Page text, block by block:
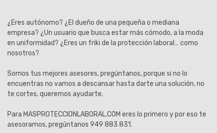
¿Eres autónomo? ¿El dueño de una pequeña o mediana
empresa? ¿Un usuario que busca estar más cómodo, a la moda
en uniformidad? ¿Eres un friki de la protección laboral… como
nosotros?
Somos tus mejores asesores, pregúntanos, porque si no lo
encuentras no vamos a descansar hasta darte una solución, no
te cortes, queremos ayudarte.
Para MASPROTECCIONLABORAL.COM eres lo primero y por eso te
asesoramos, pregúntanos 949 883 831.